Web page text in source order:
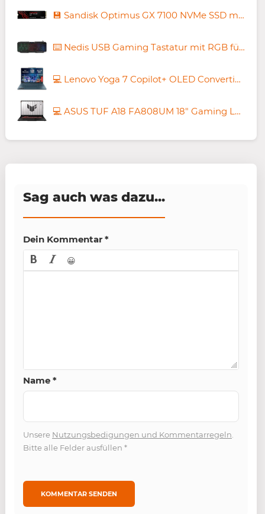
💾 Sandisk Optimus GX 7100 NVMe SSD mit 1TB für 194,68€ (statt 225€)
⌨️ Nedis USB Gaming Tastatur mit RGB für 9,99€ (statt 25€)
💻 Lenovo Yoga 7 Copilot+ OLED Convertible Laptop mit Ryzen AI 7 für 979,99€ (statt 1.199€)
💻 ASUS TUF A18 FA808UM 18″ Gaming Laptop mit RTX 5060 für 1.299€ (statt 1.599€)
Sag auch was dazu...
Dein Kommentar *
😀
Name *
Unsere Nutzungsbedigungen und Kommentarregeln.
Bitte alle Felder ausfüllen *